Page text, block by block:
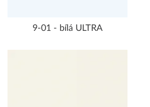
9-01 - bílá ULTRA